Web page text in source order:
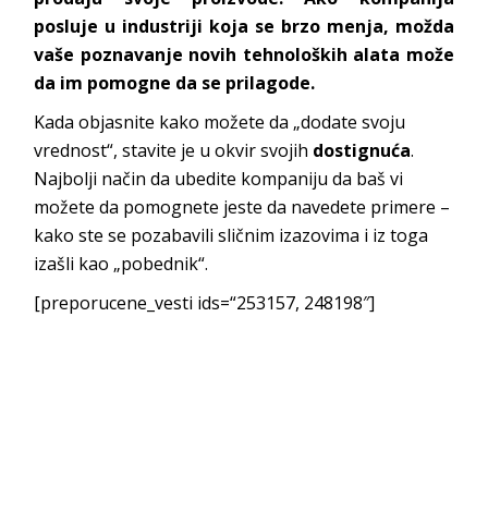
posluje u industriji koja se brzo menja, možda
vaše poznavanje novih tehnoloških alata može
da im pomogne da se prilagode.
Kada objasnite kako možete da „dodate svoju
vrednost“, stavite je u okvir svojih dostignuća.
Najbolji način da ubedite kompaniju da baš vi
možete da pomognete jeste da navedete primere –
kako ste se pozabavili sličnim izazovima i iz toga
izašli kao „pobednik“.
[preporucene_vesti ids=“253157, 248198″]